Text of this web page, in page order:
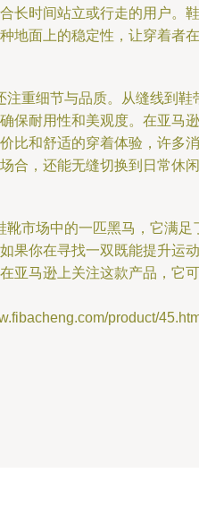
长时间站立或行走的用户。鞋
地面上的稳定性，让穿着者在
注重细节与品质。从缝线到鞋
保耐用性和美观度。在亚马逊
比和舒适的穿着体验，许多消
合，还能无缝切换到日常休闲
靴市场中的一匹黑马，它满足
果你在寻找一双既能提升运动
亚马逊上关注这款产品，它可
product/